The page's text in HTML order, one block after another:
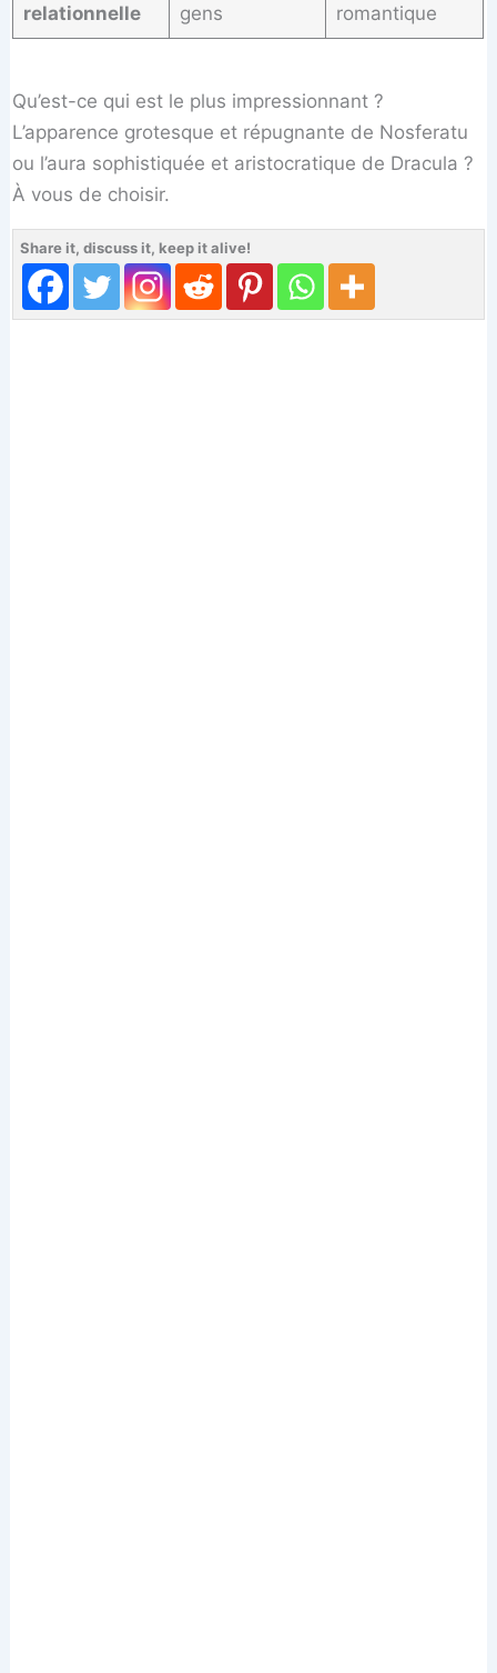
relationnelle
gens
romantique
Qu’est-ce qui est le plus impressionnant ?
L’apparence grotesque et répugnante de Nosferatu
ou l’aura sophistiquée et aristocratique de Dracula ?
À vous de choisir.
Share it, discuss it, keep it alive!